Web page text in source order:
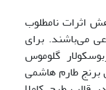
اثرات نامطلوب
می‌باشند. برای
گلوموس
برنج طارم هاشمی